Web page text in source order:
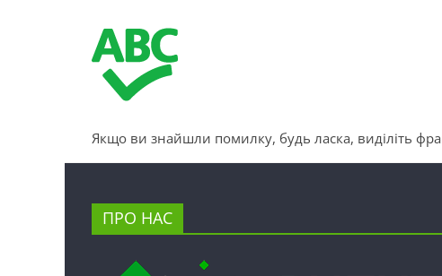
Якщо ви знайшли помилку, будь ласка, виділіть
ПРО НАС